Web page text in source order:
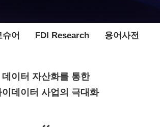
어 FDI Research 용어사전
데이터 자산화를 통한
이데이터 사업의 극대화